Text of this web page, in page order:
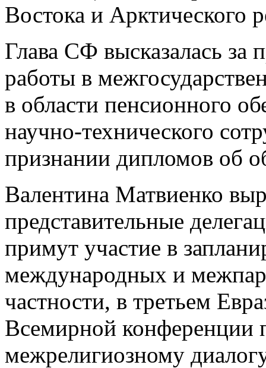
Востока и Арктического
Глава СФ высказалась за
работы в
в области пенсионного
научно-технического
признании дипломов об
Валентина Матвиенко
представительные
примут участие в
международных и
частности, в третьем
Всемирной конференции
межрелигиозному